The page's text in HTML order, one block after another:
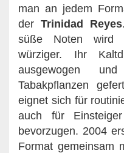
man an jedem
der Trinidad Reyes
süße Noten wird
würziger. Ihr
ausgewogen
Tabakpflanzen
eignet sich für
auch für
bevorzugen. 2004
Format gemeinsam